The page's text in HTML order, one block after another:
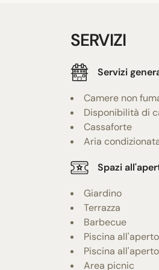
SERVIZI
Servizi
Camere non
Disponibilità di
Cassaforte
Aria
Spazi
Giardino
Terrazza
Barbecue
Piscina all'aperto
Piscina
Area picnic